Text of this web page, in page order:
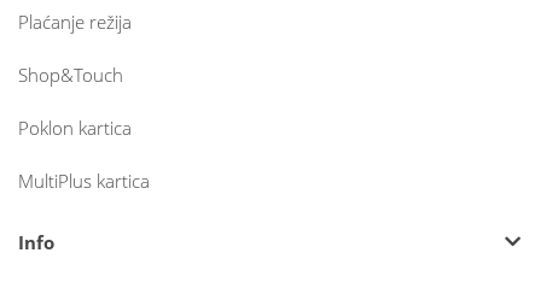
Plaćanje režija
Shop&Touch
Poklon kartica
MultiPlus kartica
Info